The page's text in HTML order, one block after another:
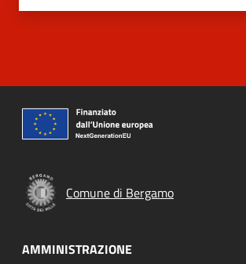
Comune di Bergamo
AMMINISTRAZIONE